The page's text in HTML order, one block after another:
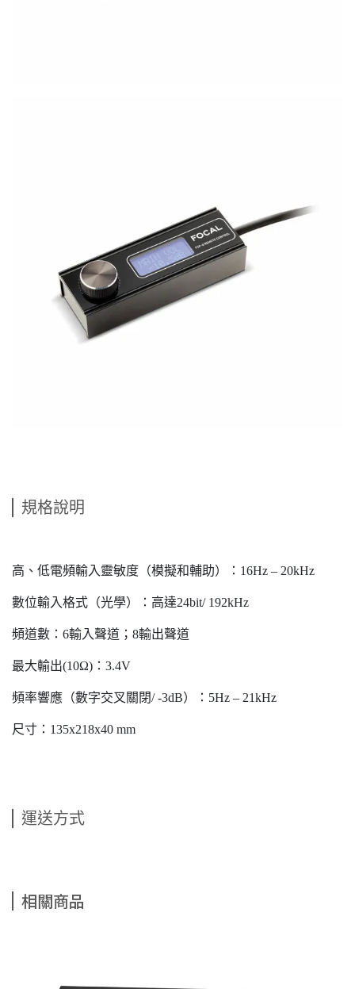
規格說明
高、低電頻輸入靈敏度（模擬和輔助）：16Hz – 20kHz
數位輸入格式（光學）：高達24bit/ 192kHz
頻道數：6輸入聲道；8輸出聲道
最大輸出(10Ω)：3.4V
頻率響應（數字交叉關閉/ -3dB）：5Hz – 21kHz
尺寸：135x218x40 mm
運送方式
相關商品